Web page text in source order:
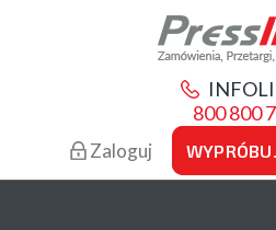
800 800
Zaloguj